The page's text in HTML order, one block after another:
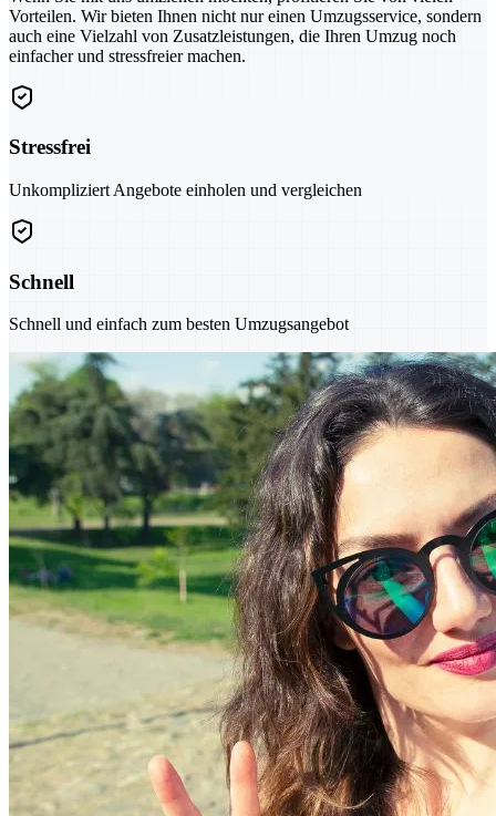
Vorteilen. Wir bieten Ihnen nicht nur einen Umzugsservice, sondern
auch eine Vielzahl von Zusatzleistungen, die Ihren Umzug noch
einfacher und stressfreier machen.
Stressfrei
Unkompliziert Angebote einholen und vergleichen
Schnell
Schnell und einfach zum besten Umzugsangebot